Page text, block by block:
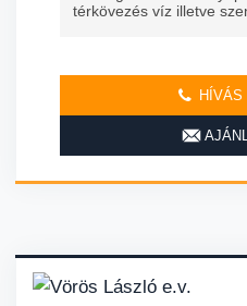
térkövezés víz illetve
HÍVÁS